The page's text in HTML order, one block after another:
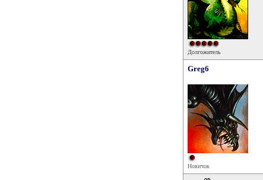
Долгожитель
Greg6
Новичок